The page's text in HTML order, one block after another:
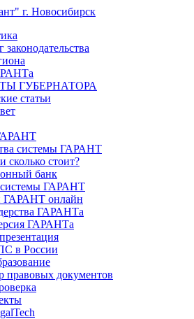
ГУБЕРНАТОРА
статьи
системы ГАРАНТ
сколько стоит?
банк
ГАРАНТ
онлайн
ГАРАНТа
ГАРАНТа
в России
правовых документов